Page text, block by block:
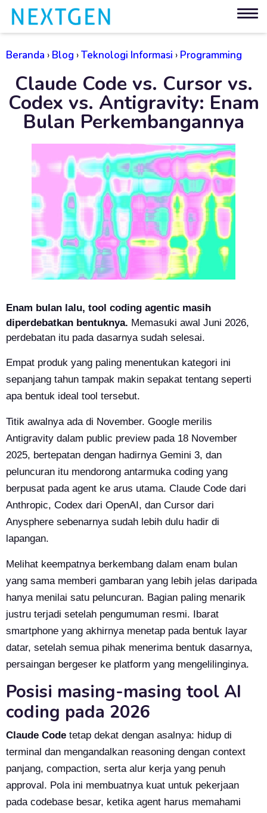
Beranda › Blog ›Teknologi Informasi › Programming
Claude Code vs. Cursor vs.
Codex vs. Antigravity: Enam
Bulan Perkembangannya
Enam bulan lalu, tool coding agentic masih
diperdebatkan bentuknya. Memasuki awal Juni 2026,
perdebatan itu pada dasarnya sudah selesai.
Empat produk yang paling menentukan kategori ini
sepanjang tahun tampak makin sepakat tentang seperti
apa bentuk ideal tool tersebut.
Titik awalnya ada di November. Google merilis
Antigravity dalam public preview pada 18 November
2025, bertepatan dengan hadirnya Gemini 3, dan
peluncuran itu mendorong antarmuka coding yang
berpusat pada agent ke arus utama. Claude Code dari
Anthropic, Codex dari OpenAI, dan Cursor dari
Anysphere sebenarnya sudah lebih dulu hadir di
lapangan.
Melihat keempatnya berkembang dalam enam bulan
yang sama memberi gambaran yang lebih jelas daripada
hanya menilai satu peluncuran. Bagian paling menarik
justru terjadi setelah pengumuman resmi. Ibarat
smartphone yang akhirnya menetap pada bentuk layar
datar, setelah semua pihak menerima bentuk dasarnya,
persaingan bergeser ke platform yang mengelilinginya.
Posisi masing-masing tool AI
coding pada 2026
Claude Code tetap dekat dengan asalnya: hidup di
terminal dan mengandalkan reasoning dengan context
panjang, compaction, serta alur kerja yang penuh
approval. Pola ini membuatnya kuat untuk pekerjaan
pada codebase besar, ketika agent harus memahami